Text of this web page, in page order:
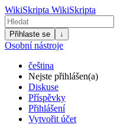
WikiSkripta WikiSkripta
Přihlaste se ↓
Osobní nástroje
čeština
Nejste přihlášen(a)
Diskuse
Příspěvky
Přihlášení
Vytvořit účet